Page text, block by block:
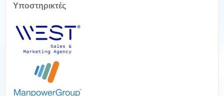
Υποστηρικτές